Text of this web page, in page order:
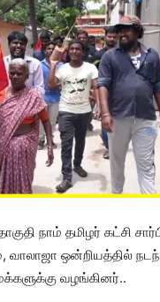
நாம் தமிழர் கட்சி
வாலாஜா ஒன்றியத்தில்
வழங்கினர்..